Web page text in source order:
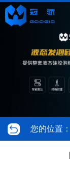
您的位置：